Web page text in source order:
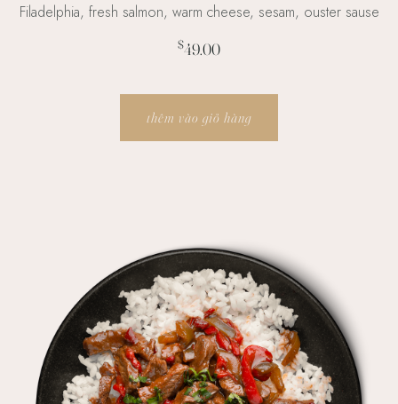
Filadelphia, fresh salmon, warm cheese, sesam, ouster sause
$49.00
thêm vào giỏ hàng